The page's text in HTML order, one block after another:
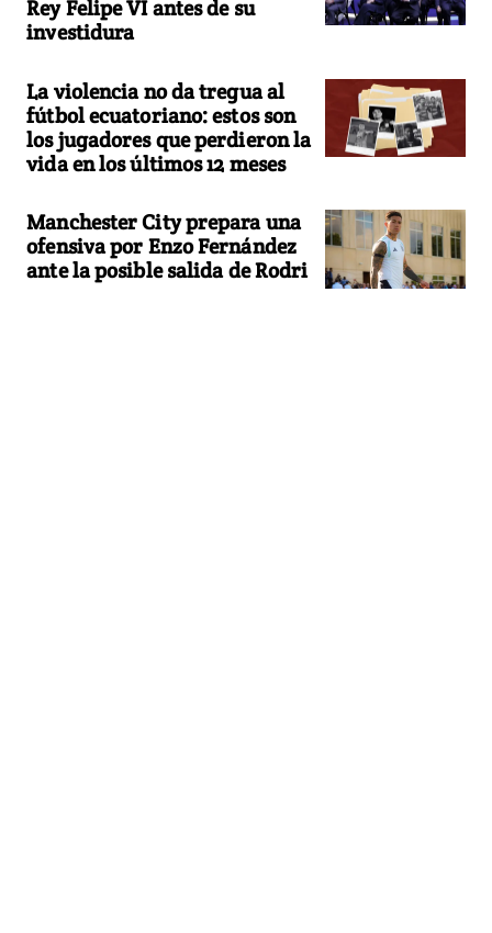
Rey Felipe VI antes de su
investidura
La violencia no da tregua al
fútbol ecuatoriano: estos son
los jugadores que perdieron la
vida en los últimos 12 meses
Manchester City prepara una
ofensiva por Enzo Fernández
ante la posible salida de Rodri